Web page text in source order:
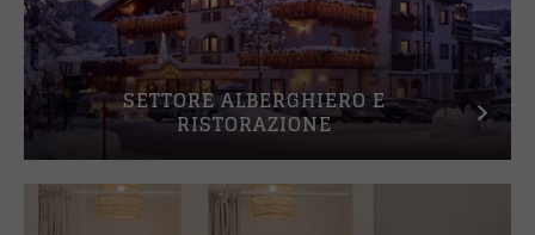
SETTORE ALBERGHIERO E
RISTORAZIONE